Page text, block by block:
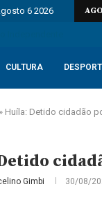
6 2026
CULTURA
» Huíla: Detido cidadão
Gimbi 30/08/